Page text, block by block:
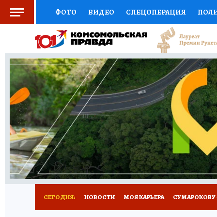
ФОТО ВИДЕО СПЕЦОПЕРАЦИЯ
СОЦПОДДЕРЖКА НАУКА АФИША
ВЫБОР ЭКСПЕРТОВ ДОКТОР
КНИЖНАЯ ПОЛКА ПРОГНОЗЫ НА СПОРТ
ПРЕСС-ЦЕНТР НЕДВИЖИМОСТЬ
РАДИО КП РЕКЛАМА ТЕСТЫ НОВОЕ
СЕГОДНЯ: НОВОСТИ МОЯ КАРЬЕРА СУМАРОКОВУ